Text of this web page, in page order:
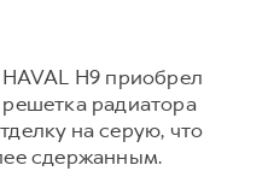
H9 приобрел
радиатора
на серую, что
сдержанным.